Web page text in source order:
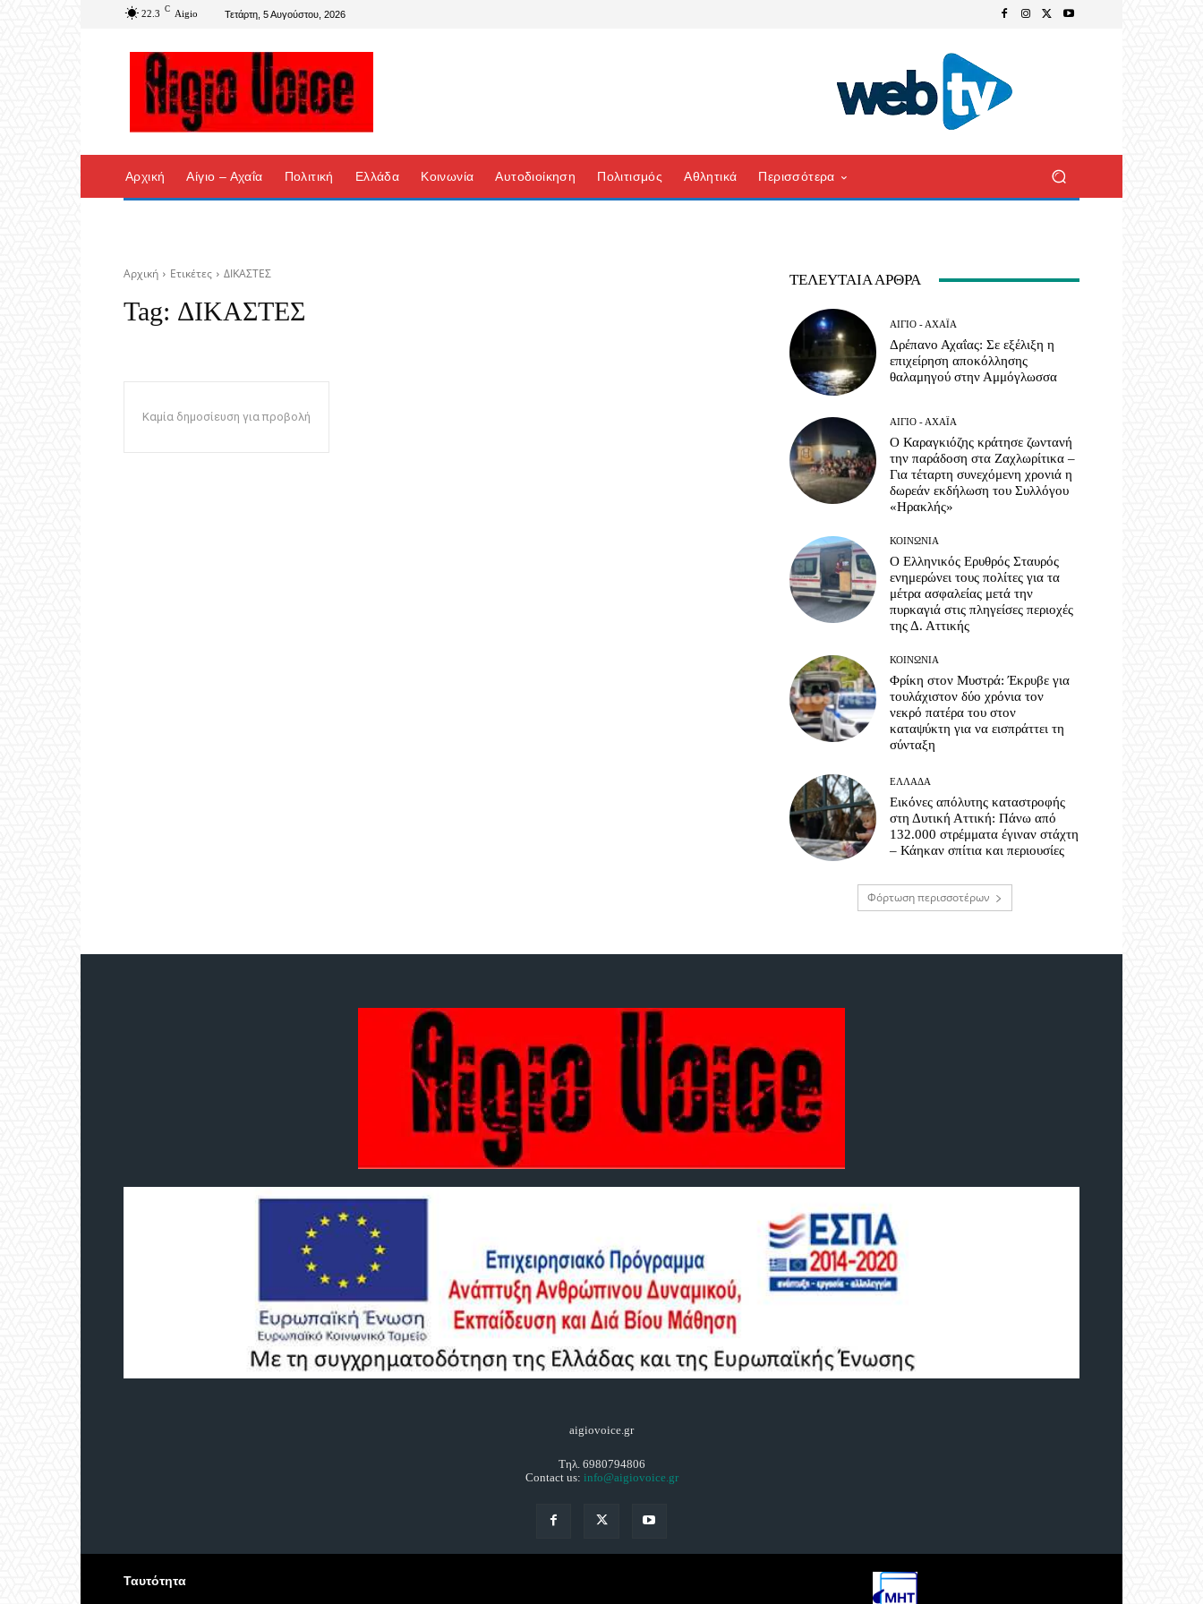
22.3 C Aigio Τετάρτη, 5 Αυγούστου, 2026
Αρχική Αίγιο – Αχαΐα Πολιτική Ελλάδα Κοινωνία Αυτοδιοίκηση Πολιτισμός Αθλητικά Περισσότερα
Αρχική Ετικέτες ΔΙΚΑΣΤΕΣ
Tag: ΔΙΚΑΣΤΕΣ
Καμία δημοσίευση για προβολή
ΤΕΛΕΥΤΑΊΑ ΆΡΘΡΑ
ΑΊΓΙΟ - ΑΧΑΪ́Α
Δρέπανο Αχαΐας: Σε εξέλιξη η
επιχείρηση αποκόλλησης
θαλαμηγού στην Αμμόγλωσσα
ΑΊΓΙΟ - ΑΧΑΪ́Α
Ο Καραγκιόζης κράτησε ζωντανή
την παράδοση στα Ζαχλωρίτικα –
Για τέταρτη συνεχόμενη χρονιά η
δωρεάν εκδήλωση του Συλλόγου
«Ηρακλής»
ΚΟΙΝΩΝΊΑ
Ο Ελληνικός Ερυθρός Σταυρός
ενημερώνει τους πολίτες για τα
μέτρα ασφαλείας μετά την
πυρκαγιά στις πληγείσες περιοχές
της Δ. Αττικής
ΚΟΙΝΩΝΊΑ
Φρίκη στον Μυστρά: Έκρυβε για
τουλάχιστον δύο χρόνια τον
νεκρό πατέρα του στον
καταψύκτη για να εισπράττει τη
σύνταξη
ΕΛΛΆΔΑ
Εικόνες απόλυτης καταστροφής
στη Δυτική Αττική: Πάνω από
132.000 στρέμματα έγιναν στάχτη
– Κάηκαν σπίτια και περιουσίες
Φόρτωση περισσοτέρων
aigiovoice.gr
Τηλ. 6980794806
Contact us: info@aigiovoice.gr
Ταυτότητα